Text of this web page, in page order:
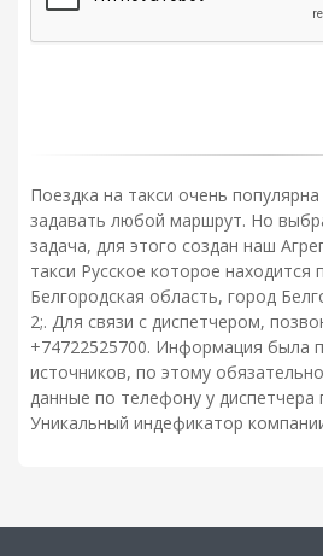
Поездка на такси очень
задавать любой маршрут. Но
задача, для этого создан наш
такси Русское которое находится
Белгородская область, город
2;. Для связи с диспетчером,
+74722525700. Информация была
источников, по этому
данные по телефону у диспетчера
Уникальный индефикатор